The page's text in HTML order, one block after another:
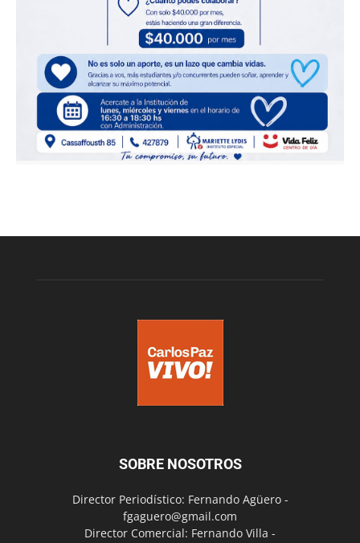
SOBRE NOSOTROS
Director Periodístico: Fernando Agüero -
fgaguero@gmail.com
Director Comercial: Fernando Villa -